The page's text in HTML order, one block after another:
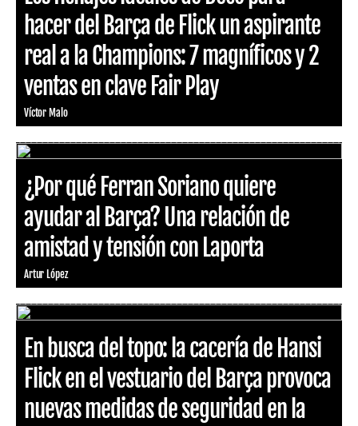
hacer del Barça de Flick un aspirante
real a la Champions: 7 magníficos y 2
ventas en clave Fair Play
Víctor Malo
¿Por qué Ferran Soriano quiere
ayudar al Barça? Una relación de
amistad y tensión con Laporta
Artur López
En busca del topo: la cacería de Hansi
Flick en el vestuario del Barça provoca
nuevas medidas de seguridad en la